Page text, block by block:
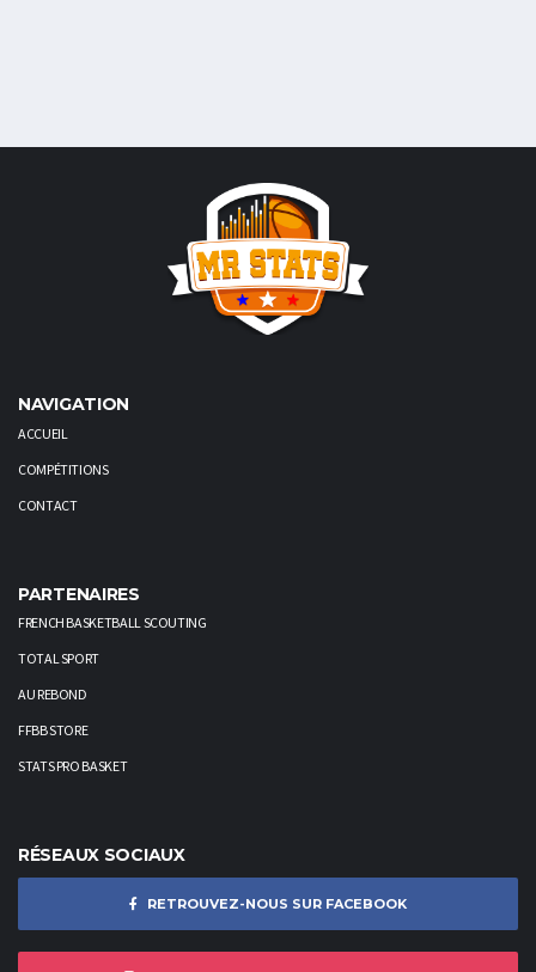
NAVIGATION
ACCUEIL
COMPÉTITIONS
CONTACT
PARTENAIRES
FRENCH BASKETBALL SCOUTING
TOTAL SPORT
AU REBOND
FFBB STORE
STATS PRO BASKET
RÉSEAUX SOCIAUX
RETROUVEZ-NOUS SUR FACEBOOK